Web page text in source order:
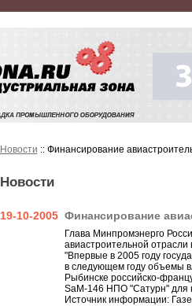
Новости :: Финансирование
Новости
19-10-2005 Финансирование
Глава Минпромэнерго
авиастроительной отрасли
"Впервые в 2005 году
в следующем году объемы
Рыбинске российско-
SaM-146 НПО "Сатурн" для
Источник информации: